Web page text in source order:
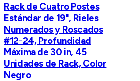
Rack de Cuatro Postes
Estándar de 19", Rieles
Numerados y Roscados
#12-24, Profundidad
Máxima de 30 in, 45
Unidades de Rack, Color
Negro